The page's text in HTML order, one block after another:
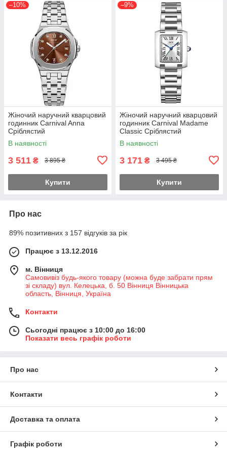
–10%
Жіночий наручний кварцовий
годинник Carnival Anna
Сріблястий
В наявності
3 511 ₴ 3 895 ₴
Купити
–9%
Жіночий наручний кварцовий
годинник Carnival Madame
Classic Сріблястий
В наявності
3 171 ₴ 3 495 ₴
Купити
Про нас
89% позитивних з 157 відгуків за рік
Працює з 13.12.2016
м. Вінниця
Самовивіз будь-якого товару (можна буде забрати прям
зі складу) вул. Келецька, б. 50 Вінниця Вінницька
область, Вінниця, Україна
Контакти
Сьогодні працює з 10:00 до 16:00
Показати весь графік роботи
Про нас
Контакти
Доставка та оплата
Графік роботи